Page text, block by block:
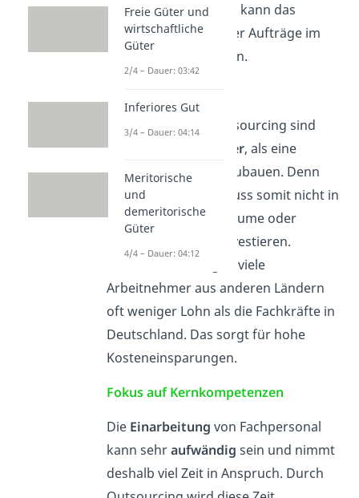
entlassen zu müssen, kann das
Unternehmen weniger Aufträge im
Outsourcing vergeben.
DieKosten
beim Outsourcing sind
meistens
viel geringer, als eine
Abteilung selbst aufzubauen. Denn
das Unternehmen muss somit nicht in
Fachpersonal, Büroräume oder
technische Geräte investieren.
Außerdem verlangen viele
Arbeitnehmer aus anderen Ländern
oft weniger Lohn als die Fachkräfte in
Deutschland. Das sorgt für hohe
Kosteneinsparungen.
Fokus auf Kernkompetenzen
Die Einarbeitung von Fachpersonal
kann sehraufwändig sein und nimmt
deshalb viel Zeit in Anspruch. Durch
Freie Güter und
wirtschaftliche
Güter
2/4 – Dauer: 03:42
Inferiores Gut
3/4 – Dauer: 04:14
Meritorische
und
demeritorische
Güter
4/4 – Dauer: 04:12